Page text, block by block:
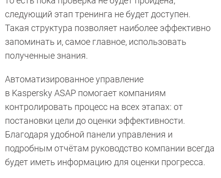
следующий этап тренинга не будет доступен.
Такая структура позволяет наиболее эффективно
запоминать и, самое главное, использовать
полученные знания.
Автоматизированное управление
в Kaspersky ASAP помогает компаниям
контролировать процесс на всех этапах: от
постановки цели до оценки эффективности.
Благодаря удобной панели управления и
подробным отчётам руководство компании всегда
будет иметь информацию для оценки прогресса.